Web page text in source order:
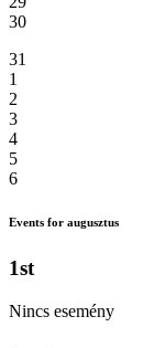
30
31
1
2
3
4
5
6
Events for augusztus
1st
Nincs esemény